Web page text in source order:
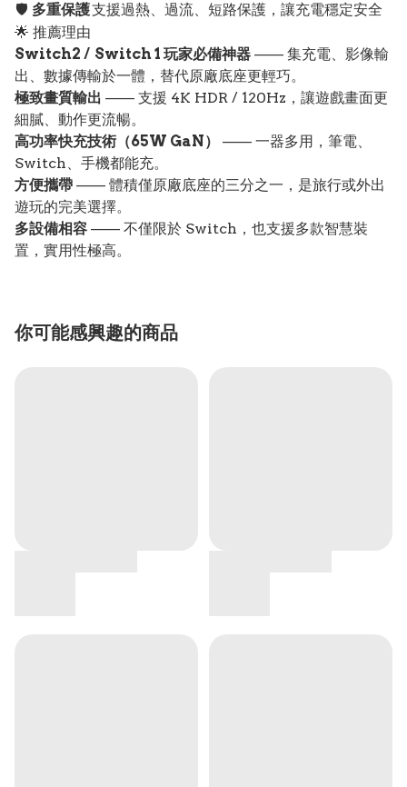
🛡️ 多重保護支援過熱、過流、短路保護，讓充電穩定安全
🌟 推薦理由
Switch2 / Switch 1 玩家必備神器 —— 集充電、影像輸
出、數據傳輸於一體，替代原廠底座更輕巧。
極致畫質輸出 —— 支援 4K HDR / 120Hz，讓遊戲畫面更
細膩、動作更流暢。
高功率快充技術（65W GaN）
—— 一器多用，筆電、
Switch、手機都能充。
方便攜帶 —— 體積僅原廠底座的三分之一，是旅行或外出
遊玩的完美選擇。
多設備相容 —— 不僅限於 Switch，也支援多款智慧裝
置，實用性極高。
你可能感興趣的商品